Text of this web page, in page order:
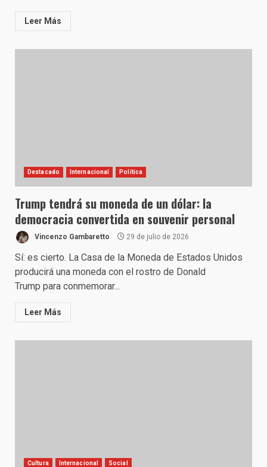
Leer Más
Destacado Internacional Política
Trump tendrá su moneda de un dólar: la
democracia convertida en souvenir personal
Vincenzo Gambaretto 29 de julio de 2026
Sí: es cierto. La Casa de la Moneda de Estados Unidos
producirá una moneda con el rostro de Donald
Trump para conmemorar...
Leer Más
Cultura Internacional Social